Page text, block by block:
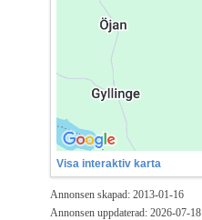
Visa interaktiv karta
Annonsen skapad: 2013-01-16
Annonsen uppdaterad: 2026-07-18